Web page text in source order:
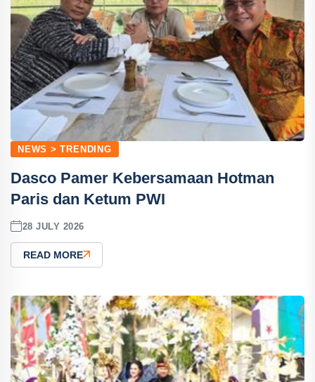
NEWS > TRENDING
Dasco Pamer Kebersamaan Hotman
Paris dan Ketum PWI
28 JULY 2026
READ MORE